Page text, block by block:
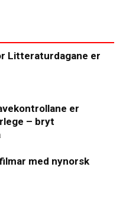
Litteraturdagane er
er
– bryt
med nynorsk